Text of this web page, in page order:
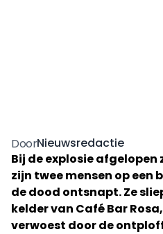
DoorNieuwsredactie
Bij de explosie
zijn twee mensen op een
de dood ontsnapt. Ze
kelder van Café Bar
verwoest door de